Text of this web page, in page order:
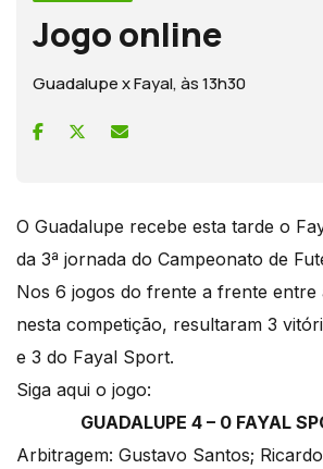
Jogo online
Guadalupe x Fayal, às 13h30
O Guadalupe recebe esta tarde o
da 3ª jornada do Campeonato de
Nos 6 jogos do frente a frente entre
nesta competição, resultaram 3
e 3 do Fayal Sport.
Siga aqui o jogo:
GUADALUPE 4 – 0 FAYAL
Arbitragem: Gustavo Santos;